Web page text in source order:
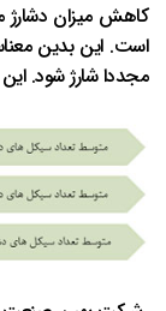
کاهش میزان دشارژ
است. این بدین
مجددا شارژ شود.